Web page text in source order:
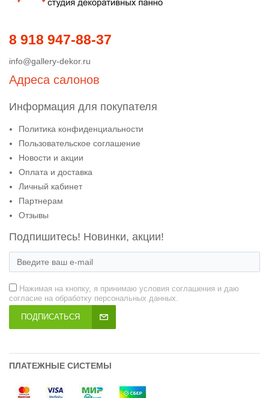
8 918 947-88-37
info@gallery-dekor.ru
Адреса салонов
Информация для покупателя
Политика конфиденциальности
Пользовательское соглашение
Новости и акции
Оплата и доставка
Личный кабинет
Партнерам
Отзывы
Подпишитесь! Новинки, акции!
Нажимая на кнопку, я принимаю условия соглашения и даю
согласие на обработку персональных данных.
ПОДПИСАТЬСЯ
ПЛАТЕЖНЫЕ СИСТЕМЫ